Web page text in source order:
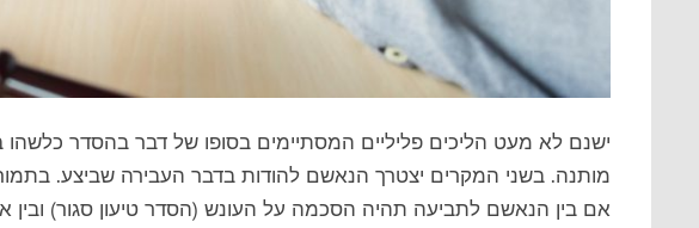
ישנם לא מעט הליכים פליליים המסתיימים בסופו של דבר בהסדר
מותנה. בשני המקרים יצטרך הנאשם להודות בדבר העבירה שביצע.
אם בין הנאשם לתביעה תהיה הסכמה על העונש (הסדר טיעון סגור)